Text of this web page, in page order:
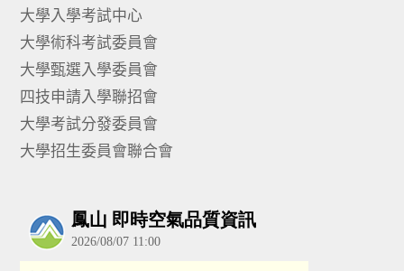
大學入學考試中心
大學術科考試委員會
大學甄選入學委員會
四技申請入學聯招會
大學考試分發委員會
大學招生委員會聯合會